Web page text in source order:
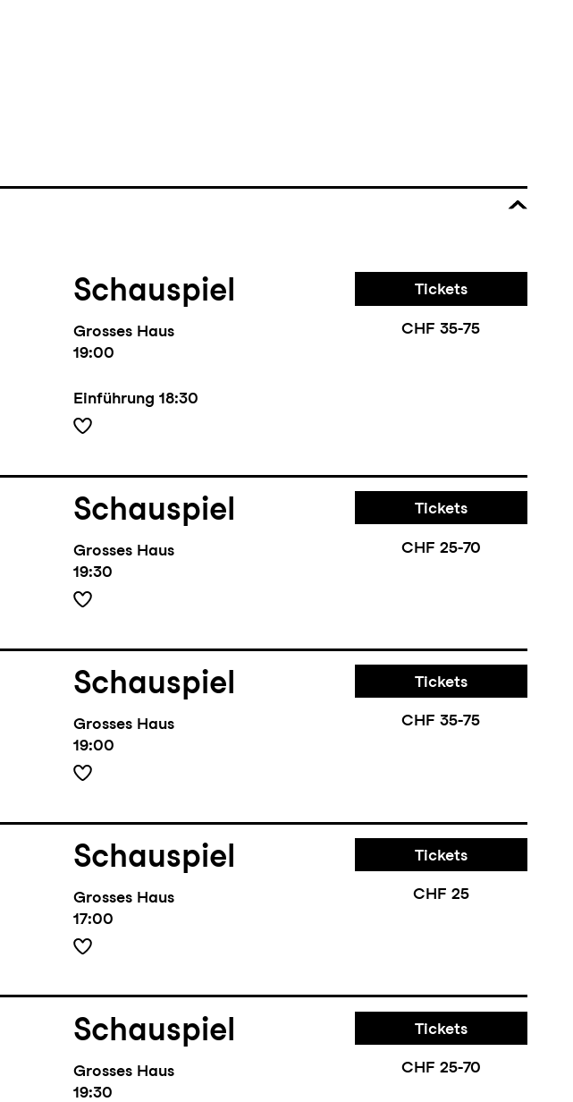
Schauspiel
Grosses Haus
19:00
Einführung 18:30
Tickets
CHF 35-75
Schauspiel
Grosses Haus
19:30
Tickets
CHF 25-70
Schauspiel
Grosses Haus
19:00
Tickets
CHF 35-75
Schauspiel
Grosses Haus
17:00
Tickets
CHF 25
Schauspiel
Grosses Haus
19:30
Tickets
CHF 25-70